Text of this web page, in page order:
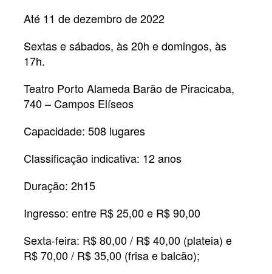
Até 11 de dezembro de 2022
Sextas e sábados, às 20h e domingos, às
17h.
Teatro Porto Alameda Barão de Piracicaba,
740 – Campos Elíseos
Capacidade: 508 lugares
Classificação indicativa: 12 anos
Duração: 2h15
Ingresso: entre R$ 25,00 e R$ 90,00
Sexta-feira: R$ 80,00 / R$ 40,00 (plateia) e
R$ 70,00 / R$ 35,00 (frisa e balcão);